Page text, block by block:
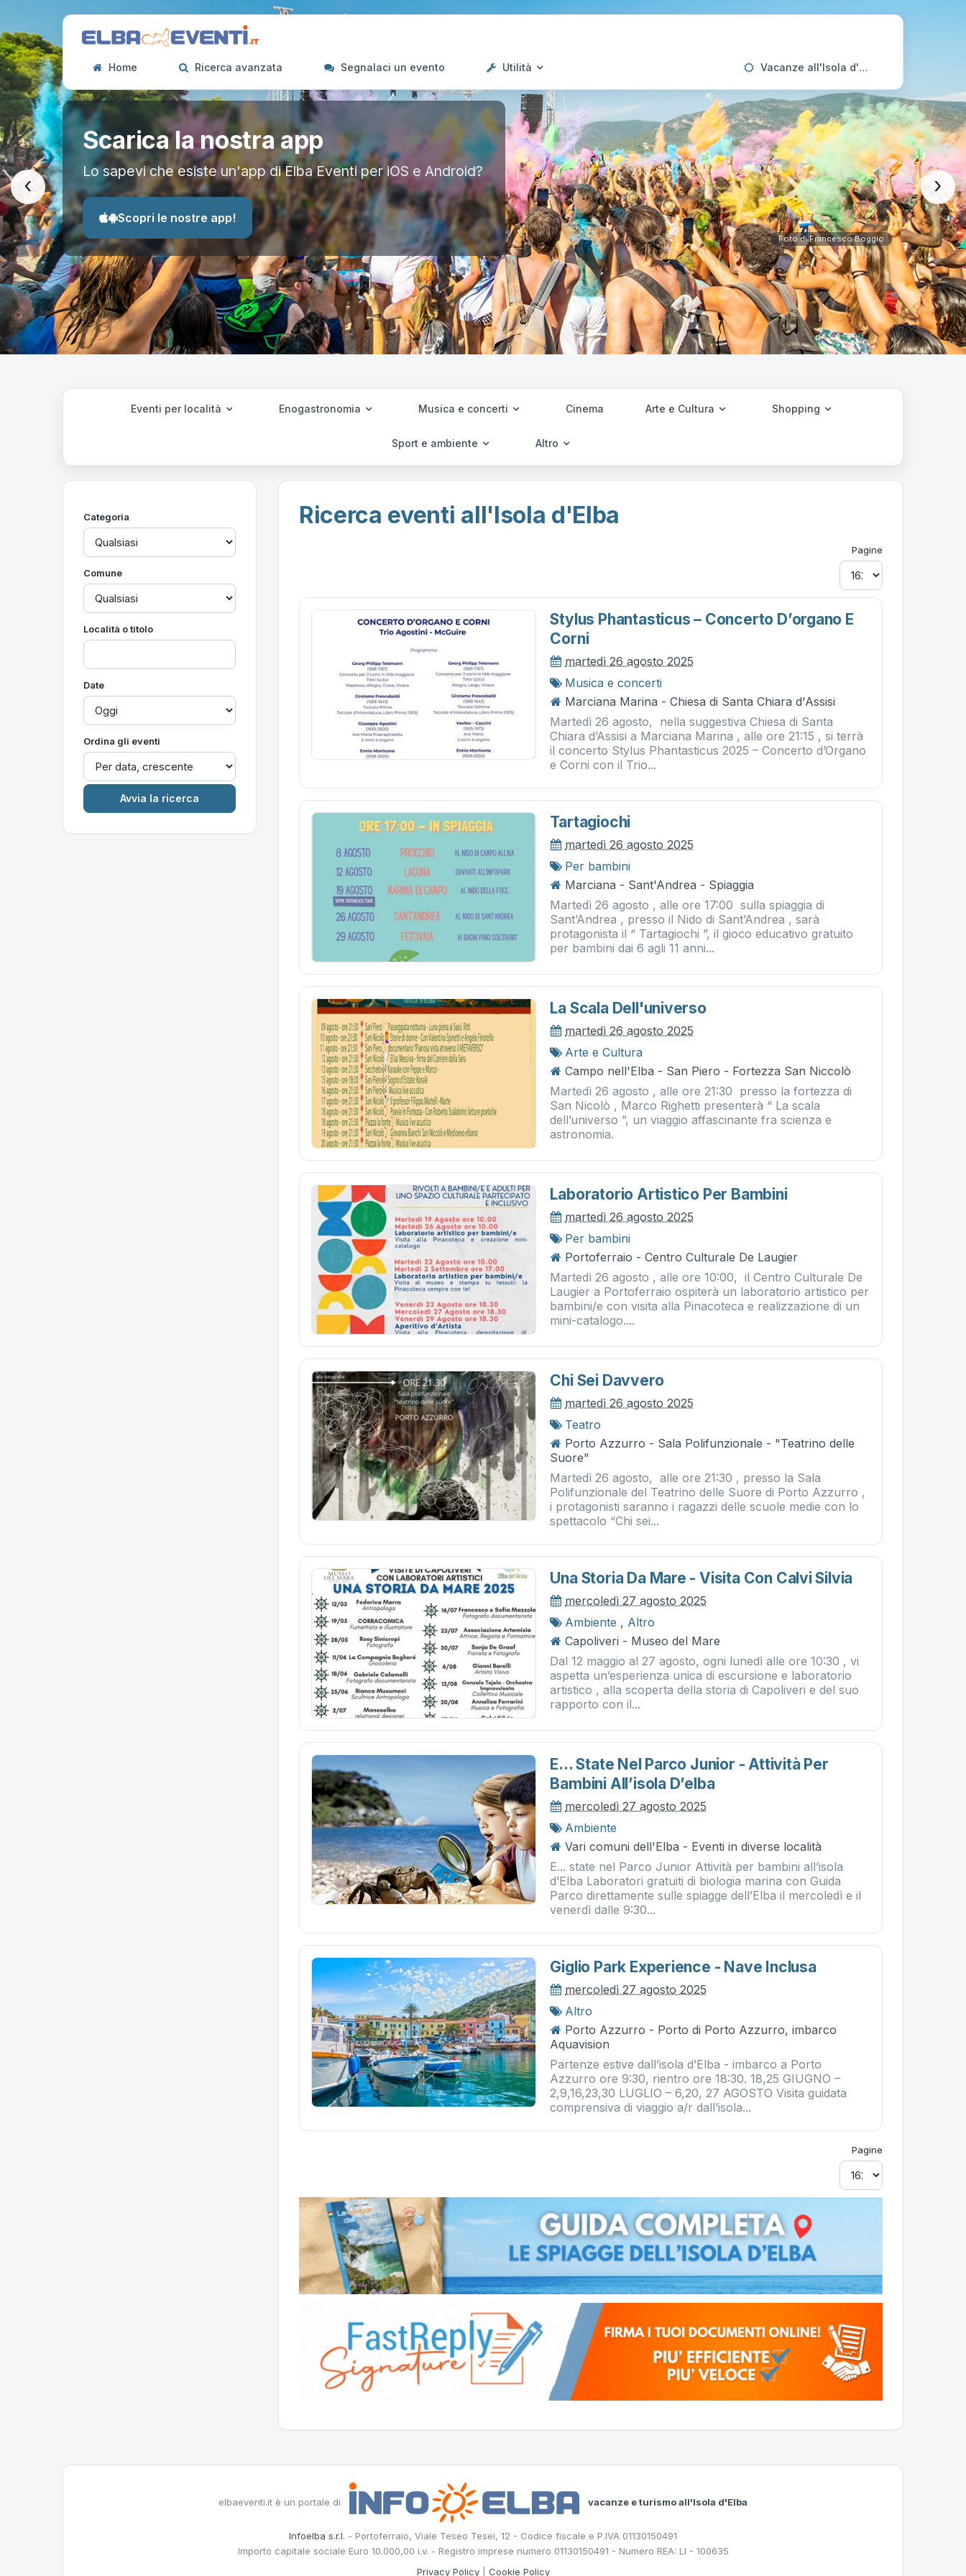
Home Ricerca avanzata Segnalaci un evento Utilità Vacanze all'Isola d'Elba
Scarica la nostra app
Lo sapevi che esiste un'app di Elba Eventi per iOS e Android?
Scopri le nostre app!
Foto di Francesco Boggio
‹ ›
Eventi per località Enogastronomia Musica e concerti Cinema Arte e Cultura Shopping
Sport e ambiente Altro
Categoria
Comune
Località o titolo
Date
Ordina gli eventi
Ricerca eventi all'Isola d'Elba
Pagine
Stylus Phantasticus – Concerto D’organo E
Corni
martedì 26 agosto 2025
Musica e concerti
Marciana Marina - Chiesa di Santa Chiara d'Assisi
Martedì 26 agosto, nella suggestiva Chiesa di Santa
Chiara d’Assisi a Marciana Marina , alle ore 21:15 , si terrà
il concerto Stylus Phantasticus 2025 – Concerto d’Organo
e Corni con il Trio...
Tartagiochi
martedì 26 agosto 2025
Per bambini
Marciana - Sant'Andrea - Spiaggia
Martedì 26 agosto , alle ore 17:00 sulla spiaggia di
Sant’Andrea , presso il Nido di Sant’Andrea , sarà
protagonista il “ Tartagiochi ”, il gioco educativo gratuito
per bambini dai 6 agli 11 anni...
La Scala Dell'universo
martedì 26 agosto 2025
Arte e Cultura
Campo nell'Elba - San Piero - Fortezza San Niccolò
Martedì 26 agosto , alle ore 21:30 presso la fortezza di
San Nicolò , Marco Righetti presenterà “ La scala
dell’universo ”, un viaggio affascinante fra scienza e
astronomia.
Laboratorio Artistico Per Bambini
martedì 26 agosto 2025
Per bambini
Portoferraio - Centro Culturale De Laugier
Martedì 26 agosto , alle ore 10:00, il Centro Culturale De
Laugier a Portoferraio ospiterà un laboratorio artistico per
bambini/e con visita alla Pinacoteca e realizzazione di un
mini-catalogo....
Chi Sei Davvero
martedì 26 agosto 2025
Teatro
Porto Azzurro - Sala Polifunzionale - "Teatrino delle
Suore"
Martedì 26 agosto, alle ore 21:30 , presso la Sala
Polifunzionale del Teatrino delle Suore di Porto Azzurro ,
i protagonisti saranno i ragazzi delle scuole medie con lo
spettacolo “Chi sei...
Una Storia Da Mare - Visita Con Calvi Silvia
mercoledì 27 agosto 2025
Ambiente , Altro
Capoliveri - Museo del Mare
Dal 12 maggio al 27 agosto, ogni lunedì alle ore 10:30 , vi
aspetta un’esperienza unica di escursione e laboratorio
artistico , alla scoperta della storia di Capoliveri e del suo
rapporto con il...
E... State Nel Parco Junior - Attività Per
Bambini All’isola D’elba
mercoledì 27 agosto 2025
Ambiente
Vari comuni dell'Elba - Eventi in diverse località
E... state nel Parco Junior Attività per bambini all’isola
d’Elba Laboratori gratuiti di biologia marina con Guida
Parco direttamente sulle spiagge dell’Elba il mercoledì e il
venerdì dalle 9:30...
Giglio Park Experience - Nave Inclusa
mercoledì 27 agosto 2025
Altro
Porto Azzurro - Porto di Porto Azzurro, imbarco
Aquavision
Partenze estive dall’isola d’Elba - imbarco a Porto
Azzurro ore 9:30, rientro ore 18:30. 18,25 GIUGNO –
2,9,16,23,30 LUGLIO – 6,20, 27 AGOSTO Visita guidata
comprensiva di viaggio a/r dall’isola...
Pagine
elbaeventi.it è un portale di vacanze e turismo all'Isola d'Elba
Infoelba s.r.l. - Portoferraio, Viale Teseo Tesei, 12 - Codice fiscale e P.IVA 01130150491
Importo capitale sociale Euro 10.000,00 i.v. - Registro imprese numero 01130150491 - Numero REA: LI - 100635
Privacy Policy| Cookie Policy